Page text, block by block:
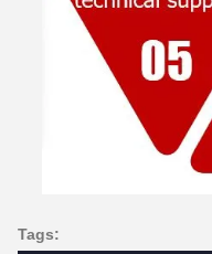
Tags: